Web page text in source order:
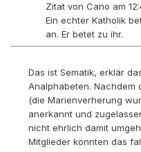
Zitat von Cano am
Ein echter Katholik
an. Er betet zu ihr.
Das ist Sematik, erklär
Analphabeten. Nachdem
(die Marienverherung
anerkannt und
nicht ehrlich damit
Mitglieder könnten das